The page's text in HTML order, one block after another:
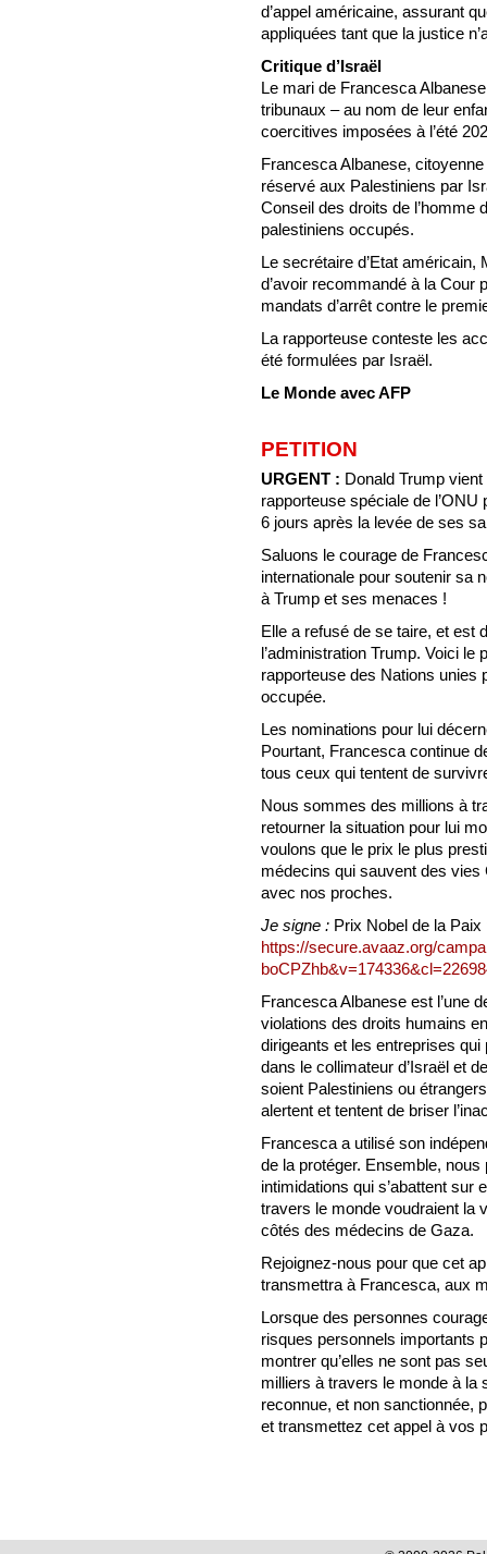
d’appel américaine, assurant
appliquées tant que la justice
Critique d’Israël
Le mari de Francesca
tribunaux – au nom de leur
coercitives imposées à l’été
Francesca Albanese,
réservé aux Palestiniens par
Conseil des droits de l’homme
palestiniens occupés.
Le secrétaire d’Etat
d’avoir recommandé à la Cour
mandats d’arrêt contre le
La rapporteuse conteste les
été formulées par Israël.
Le Monde avec AFP
PETITION
URGENT : Donald Trump
rapporteuse spéciale de
6 jours après la levée de ses
Saluons le courage de
internationale pour soutenir sa
à Trump et ses menaces !
Elle a refusé de se taire, et est
l’administration Trump. Voici
rapporteuse des Nations unies
occupée.
Les nominations pour lui
Pourtant, Francesca continue
tous ceux qui tentent de
Nous sommes des millions à
retourner la situation pour lui
voulons que le prix le plus
médecins qui sauvent des
avec nos proches.
Je signe : Prix Nobel de la
https://secure.avaaz.org/
Francesca Albanese est l’une
violations des droits humains
dirigeants et les entreprises
dans le collimateur d’Israël et
soient Palestiniens ou
alertent et tentent de briser
Francesca a utilisé son
de la protéger. Ensemble,
intimidations qui s’abattent sur
travers le monde voudraient la
côtés des médecins de Gaza.
Rejoignez-nous pour que cet
transmettra à Francesca, aux
Lorsque des personnes
risques personnels importants
montrer qu’elles ne sont pas
milliers à travers le monde à la
reconnue, et non sanctionnée,
et transmettez cet appel à vos